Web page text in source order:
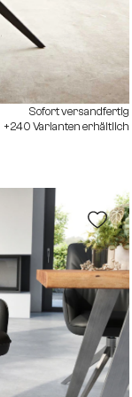
Sofort versandfertig
+240 Varianten erhältlich